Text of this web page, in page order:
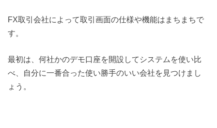
FX取引会社によって取引画面の仕様や機能はまちまちで
す。
最初は、何社かのデモ口座を開設してシステムを使い比
べ、自分に一番合った使い勝手のいい会社を見つけまし
ょう。